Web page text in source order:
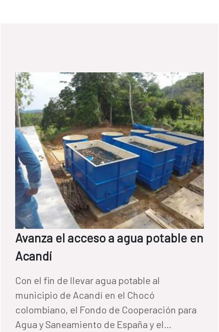
Avanza el acceso a agua potable en
Acandí
Con el fin de llevar agua potable al
municipio de Acandí en el Chocó
colombiano, el Fondo de Cooperación para
Agua y Saneamiento de España y el